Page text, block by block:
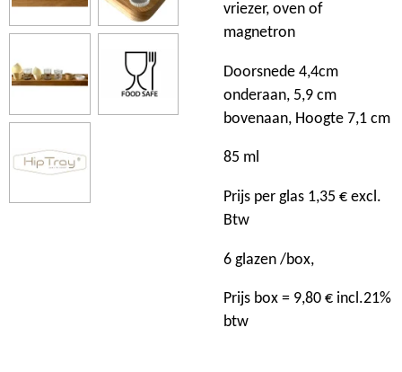
vriezer, oven of
magnetron
Doorsnede 4,4cm
onderaan, 5,9 cm
bovenaan, Hoogte 7,1 cm
85 ml
Prijs per glas 1,35 € excl.
Btw
6 glazen /box,
Prijs box = 9,80 € incl.21%
btw